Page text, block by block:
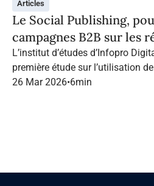
Articles
Le Social Publishing,
campagnes B2B sur les
L’institut d’études d’Infopro
première étude sur l’utilisation
dans le marketing B2B.
26 Mar 2026•6min